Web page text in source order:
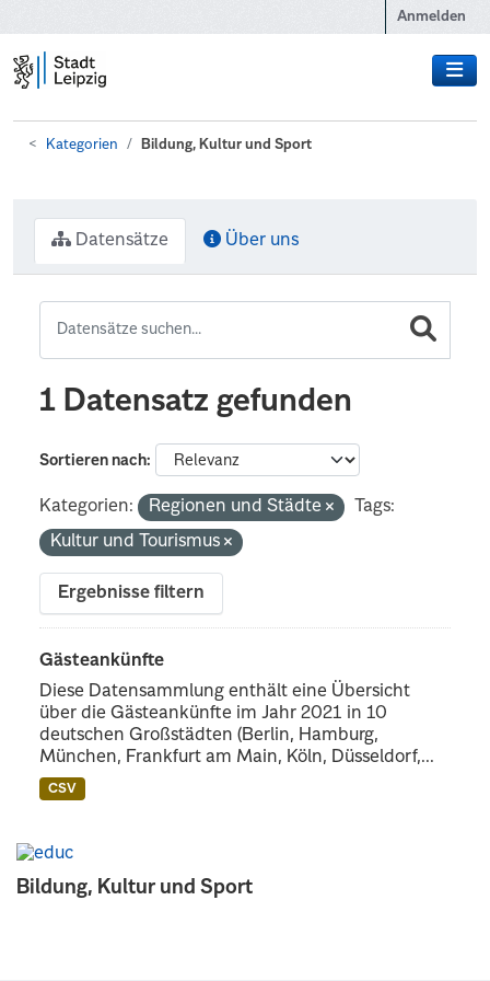
Anmelden
Kategorien Bildung, Kultur und Sport
Bildung, Kultur und Sport
Datensätze Über uns
1 Datensatz gefunden
Sortieren nach
Kategorien: Regionen und Städte
Tags:
Kultur und Tourismus
Ergebnisse filtern
Gästeankünfte
Diese Datensammlung enthält eine Übersicht
über die Gästeankünfte im Jahr 2021 in 10
deutschen Großstädten (Berlin, Hamburg,
München, Frankfurt am Main, Köln, Düsseldorf,...
CSV